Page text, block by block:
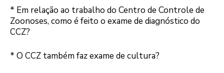
* Em relação ao trabalho do Centro de Controle de
Zoonoses, como é feito o exame de diagnóstico do
CCZ?
* O CCZ também faz exame de cultura?